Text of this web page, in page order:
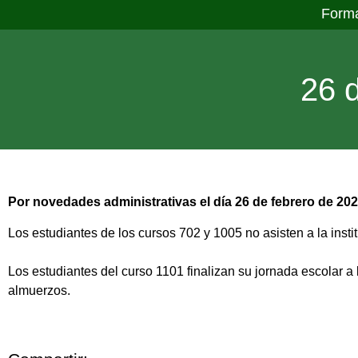
26
Por novedades administrativas el día 26 de febrero de
Los estudiantes de los cursos 702 y 1005 no asisten a la
Los estudiantes del curso 1101 finalizan su jornada escolar
almuerzos.